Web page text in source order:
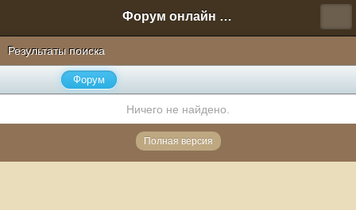
Форум онлайн игры "Новая Эра" (Нюра Биз)
Результаты поиска
Форум
Ничего не найдено.
Полная версия